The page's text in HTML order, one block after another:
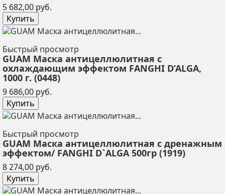
5 682,00 руб.
Купить
Быстрый просмотр
GUAM Маска антицеллюлитная с
охлаждающим эффектом FANGHI D’ALGA,
1000 г. (0448)
9 686,00 руб.
Купить
Быстрый просмотр
GUAM Маска антицеллюлитная с дренажным
эффектом/ FANGHI D`ALGA 500гр (1919)
8 274,00 руб.
Купить